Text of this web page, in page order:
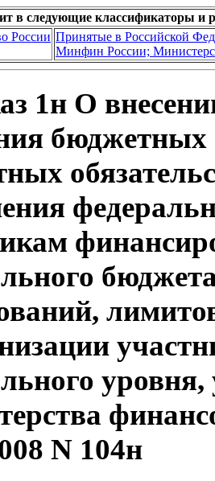
в следующие классификаторы и
России Принятые в Российской
Минфин России;
1н О
N 104н